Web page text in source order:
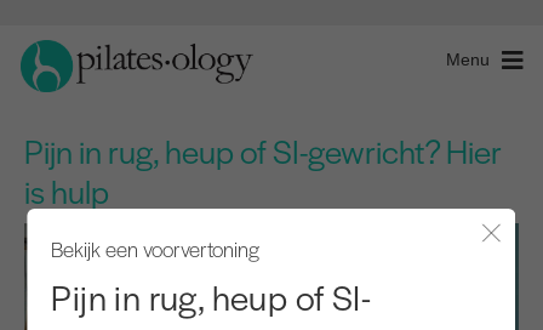
Menu
Pijn in rug, heup of SI-gewricht? Hier
is hulp
Bekijk een voorvertoning
Pijn in rug, heup of SI-